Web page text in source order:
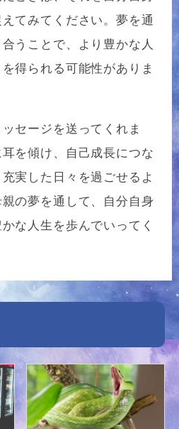
てみてください。夢を通
うことで、より豊かな人
得られる可能性がありま
セージを送ってくれま
を傾け、自己成長につな
実した日々を過ごせるよ
の夢を通して、自分自身
な人生を歩んでいってく